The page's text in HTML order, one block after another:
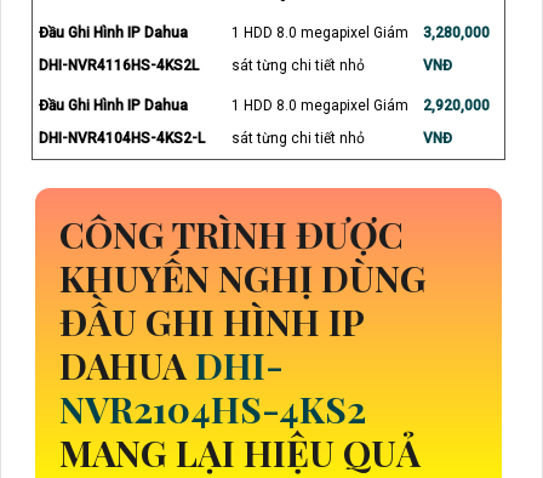
Đầu Ghi Hình IP Dahua
DHI-NVR4116HS-4KS2L
1 HDD 8.0 megapixel Giám
sát từng chi tiết nhỏ
3,280,000
VNĐ
Đầu Ghi Hình IP Dahua
DHI-NVR4104HS-4KS2-L
1 HDD 8.0 megapixel Giám
sát từng chi tiết nhỏ
2,920,000
VNĐ
CÔNG TRÌNH ĐƯỢC
KHUYẾN NGHỊ DÙNG
ĐẦU GHI HÌNH IP
DAHUA DHI-
NVR2104HS-4KS2
MANG LẠI HIỆU QUẢ